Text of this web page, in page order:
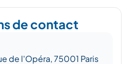
de contact
de l'Opéra, 75001 Paris